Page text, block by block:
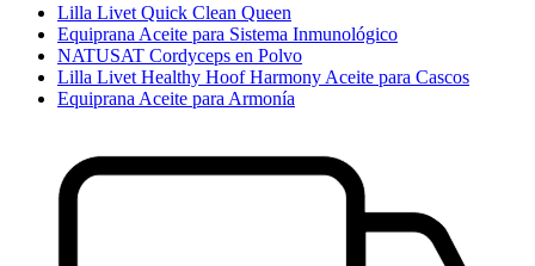
Lilla Livet Quick Clean Queen
Equiprana Aceite para Sistema Inmunológico
NATUSAT Cordyceps en Polvo
Lilla Livet Healthy Hoof Harmony Aceite para Cascos
Equiprana Aceite para Armonía